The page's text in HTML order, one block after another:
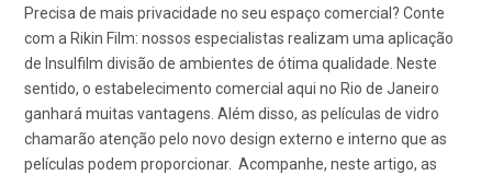
Precisa de mais privacidade no seu espaço comercial? Conte
com a Rikin Film: nossos especialistas realizam uma aplicação
de Insulfilm divisão de ambientes de ótima qualidade. Neste
sentido, o estabelecimento comercial aqui no Rio de Janeiro
ganhará muitas vantagens. Além disso, as películas de vidro
chamarão atenção pelo novo design externo e interno que as
películas podem proporcionar. Acompanhe, neste artigo, as